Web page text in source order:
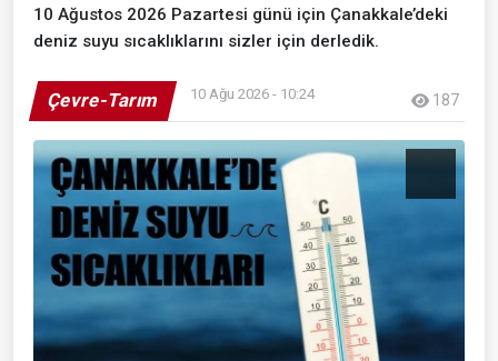
10 Ağustos 2026 Pazartesi günü için Çanakkale’deki
deniz suyu sıcaklıklarını sizler için derledik.
Çevre-Tarım 10 Ağu 2026 - 10:24 187